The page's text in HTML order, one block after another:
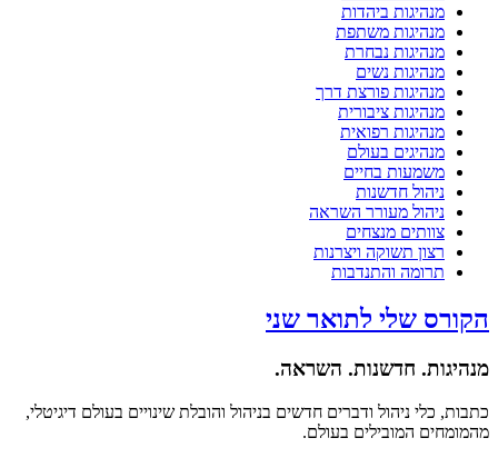
מנהיגות ביהדות
מנהיגות משתפת
מנהיגות נבחרת
מנהיגות נשים
מנהיגות פורצת דרך
מנהיגות ציבורית
מנהיגות רפואית
מנהיגים בעולם
משמעות בחיים
ניהול חדשנות
ניהול מעורר השראה
צוותים מנצחים
רצון תשוקה ויצרנות
תרומה והתנדבות
הקורס שלי לתואר שני
מנהיגות. חדשנות. השראה.
כתבות, כלי ניהול ודברים חדשים בניהול והובלת שינויים בעולם דיגיטלי,
מהמומחים המובילים בעולם.